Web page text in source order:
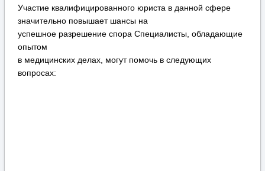
Участие квалифицированного юриста в данной сфере
значительно повышает шансы на
успешное разрешение спора Специалисты, обладающие
опытом
в медицинских делах, могут помочь в следующих
вопросах: